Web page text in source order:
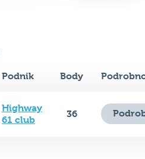
Podnik Body
Highway
61 club
36